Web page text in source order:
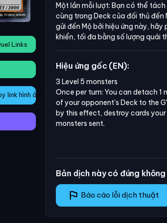
Links
link hình ảnh
Một lần mỗi lượt: Bạn có thể tách
cùng trong Deck của đối thủ
gửi đến Mộ bởi hiệu ứng này,
khiển, tối đa bằng số lượng quái
Hiệu ứng gốc (EN):
3 Level 5 monsters
Once per turn: You can detach
of your opponent's Deck to the
by this effect, destroy cards
monsters sent.
Bản dịch này có đúng không
flag Báo cáo lỗi dịch thuật